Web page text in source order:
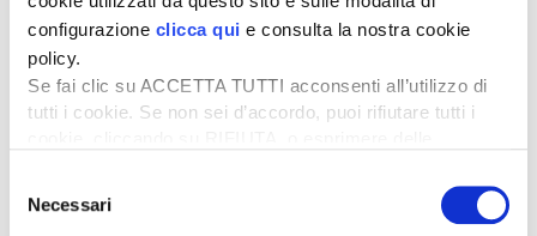
configurazione clicca qui e consulta la nostra cookie
policy.
Se fai clic su ACCETTA TUTTI acconsenti all’utilizzo di
tutti i cookie. Se non sei d’accordo, puoi rifiutare tutti i
desideri accettare e cliccando ACCETTA SELEZIONATI.
delNecessari